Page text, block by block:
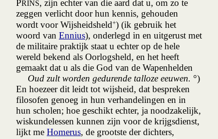
PRINS, zijn echter van die aard dat u, om zo te
zeggen verlicht door hun kennis, gehouden
wordt voor Wijsheidsheld+) (ik gebruik het
woord van Ennius), onderlegd in en uitgerust met
de militaire praktijk staat u echter op de hele
wereld bekend als Oorlogsheld, en het heeft
gemaakt dat u als die God van de Wapenhelden
Oud zult worden gedurende talloze eeuwen. °)
En hoezeer dit leidt tot wijsheid, dat bespreken
filosofen genoeg in hun verhandelingen en in
hun scholen; hoe geschikt echter, ja noodzakelijk,
wiskundelessen kunnen zijn voor de krijgsdienst,
lijkt me Homerus, de grootste der dichters,